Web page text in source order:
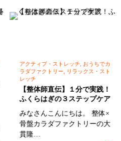
アクティブ・ストレッチ, おうちでカ
ラダファクトリー, リラックス・スト
レッチ
【整体師直伝】１分で実践！
ふくらはぎの３ステップケア
みなさんこんにちは。 整体×
骨盤カラダファクトリーの大
貫隆…